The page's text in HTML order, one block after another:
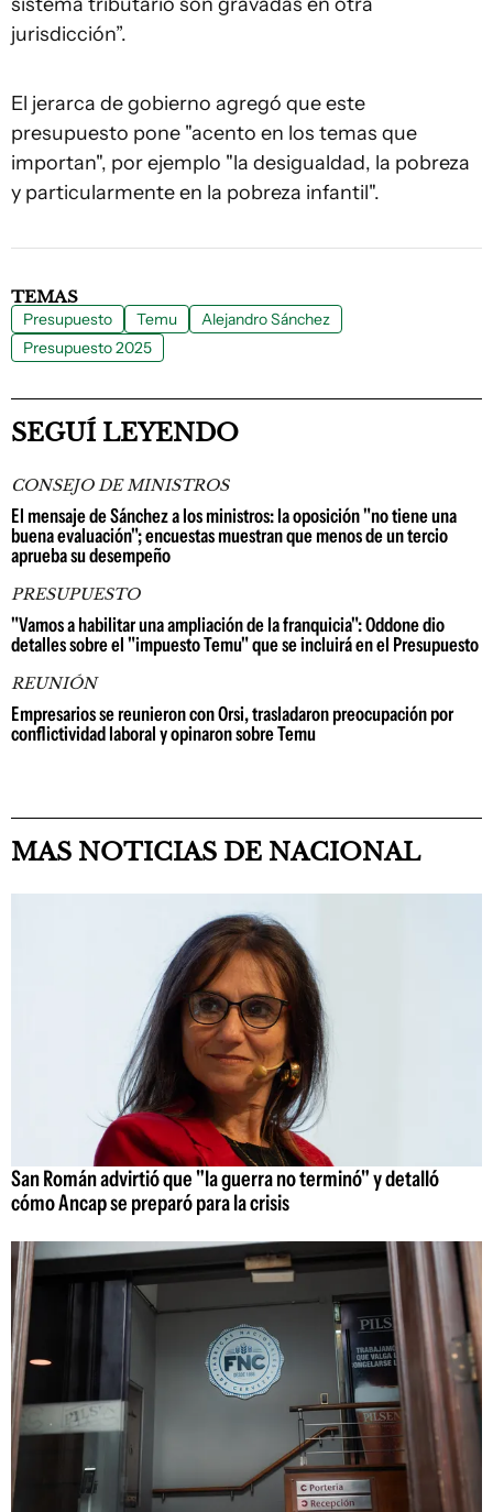
jurisdicción”.
El jerarca de gobierno agregó que este
presupuesto pone "acento en los temas que
importan", por ejemplo "la desigualdad, la pobreza
y particularmente en la pobreza infantil".
TEMAS
Presupuesto Temu
Alejandro Sánchez
Presupuesto 2025
SEGUÍ LEYENDO
CONSEJO DE MINISTROS
El mensaje de Sánchez a los ministros: la oposición "no tiene una
buena evaluación"; encuestas muestran que menos de un tercio
aprueba su desempeño
PRESUPUESTO
"Vamos a habilitar una ampliación de la franquicia": Oddone dio
detalles sobre el "impuesto Temu" que se incluirá en el Presupuesto
REUNIÓN
Empresarios se reunieron con Orsi, trasladaron preocupación por
conflictividad laboral y opinaron sobre Temu
MAS NOTICIAS DE NACIONAL
San Román advirtió que "la guerra no terminó" y detalló
cómo Ancap se preparó para la crisis